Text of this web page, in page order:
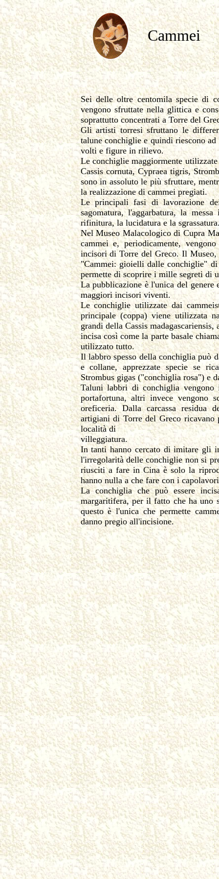
Cammei
Sei delle oltre centomila specie di
vengono sfruttate nella glittica e
soprattutto concentrati a Torre del
Gli artisti torresi sfruttano le
talune conchiglie e quindi riescono
volti e figure in rilievo.
Le conchiglie maggiormente utilizzate
Cassis cornuta, Cypraea tigris,
sono in assoluto le più sfruttare,
la realizzazione di cammei pregiati.
Le principali fasi di lavorazione
sagomatura, l'aggarbatura, la
rifinitura, la lucidatura e la
Nel Museo Malacologico di Cupra
cammei e, periodicamente,
incisori di Torre del Greco. Il
"Cammei: gioielli dalle conchiglie"
permette di scoprire i mille segreti di
La pubblicazione è l'unica del genere
maggiori incisori viventi.
Le conchiglie utilizzate dai
principale (coppa) viene utilizzata
grandi della Cassis madagascariensis,
incisa così come la parte basale
utilizzato tutto.
Il labbro spesso della conchiglia può
e collane, apprezzate specie se
Strombus gigas ("conchiglia rosa") e
Taluni labbri di conchiglia vengono
portafortuna, altri invece vengono
oreficeria. Dalla carcassa residua
artigiani di Torre del Greco
località di
villeggiatura.
In tanti hanno cercato di imitare gli
l'irregolarità delle conchiglie non si
riusciti a fare in Cina è solo la
hanno nulla a che fare con i
La conchiglia che può essere
margaritifera, per il fatto che ha uno
questo è l'unica che permette
danno pregio all'incisione.